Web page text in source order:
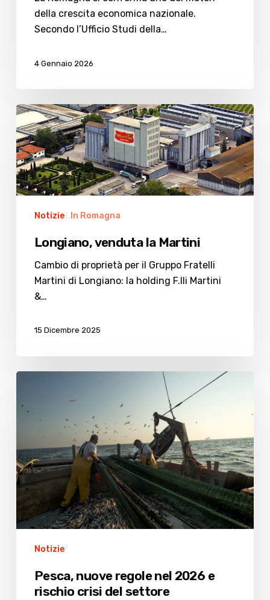
della crescita economica nazionale.
Secondo l’Ufficio Studi della…
4 Gennaio 2026
Longiano,
venduta
la
Martini
Notizie In Romagna
Longiano, venduta la Martini
Cambio di proprietà per il Gruppo Fratelli
Martini di Longiano: la holding F.lli Martini
&…
15 Dicembre 2025
regole
e
rischio
crisi
del
settore
Notizie
Pesca, nuove regole nel 2026 e
rischio crisi del settore